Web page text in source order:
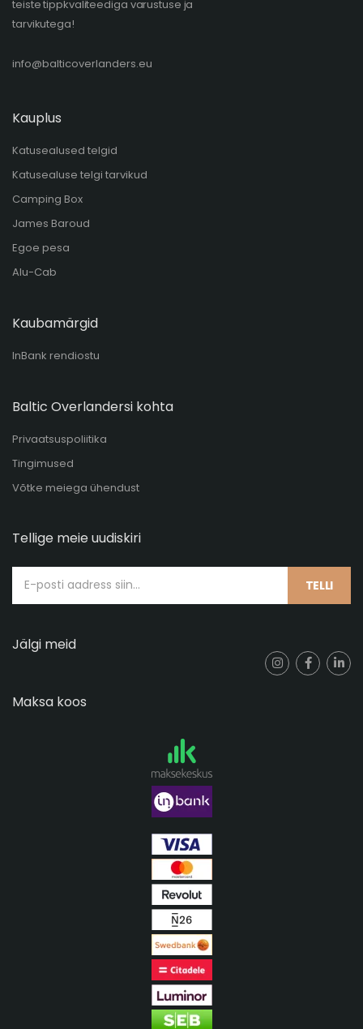
teiste tippkvaliteediga varustuse ja
tarvikutega!
info@balticoverlanders.eu
Kauplus
Katusealused telgid
Katusealuse telgi tarvikud
Camping Box
James Baroud
Egoe pesa
Alu-Cab
Kaubamärgid
InBank rendiostu
Baltic Overlandersi kohta
Privaatsuspoliitika
Tingimused
Võtke meiega ühendust
Tellige meie uudiskiri
TELLI
Jälgi meid
Maksa koos